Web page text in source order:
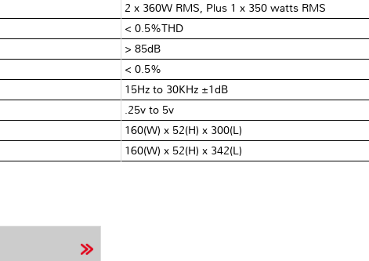
2 x 360W RMS, Plus 1 x 350 watts RMS
< 0.5%THD
> 85dB
< 0.5%
15Hz to 30KHz ±1dB
.25v to 5v
160(W) x 52(H) x 300(L)
160(W) x 52(H) x 342(L)